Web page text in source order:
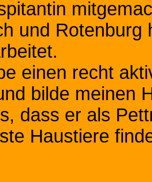
und Rotenburg
einen recht
bilde meinen
dass er als
Haustiere